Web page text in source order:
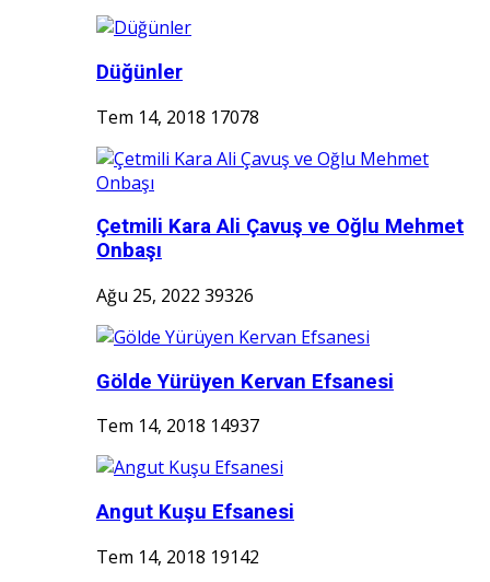
Düğünler
Tem 14, 2018 17078
Çetmili Kara Ali Çavuş ve Oğlu Mehmet
Onbaşı
Ağu 25, 2022 39326
Gölde Yürüyen Kervan Efsanesi
Tem 14, 2018 14937
Angut Kuşu Efsanesi
Tem 14, 2018 19142